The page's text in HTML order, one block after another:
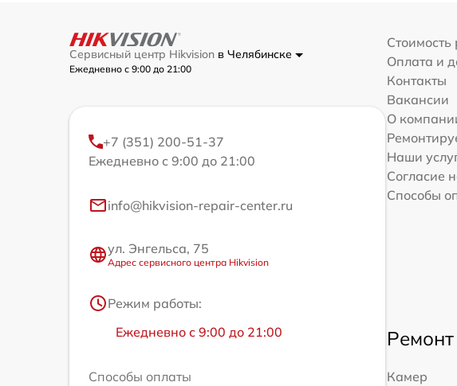
Сервисный центр Hikvision в Челябинске
Ежедневно с 9:00 до 21:00
+7 (351) 200-51-37
Ежедневно с 9:00 до 21:00
info@hikvision-repair-center.ru
ул. Энгельса, 75
Адрес сервисного центра Hikvision
Режим работы:
Ежедневно с 9:00 до 21:00
Способы оплаты
Стоимость
Оплата и
Контакты
Вакансии
О
Наши
Согласие
Способы
Ремонт
Камер